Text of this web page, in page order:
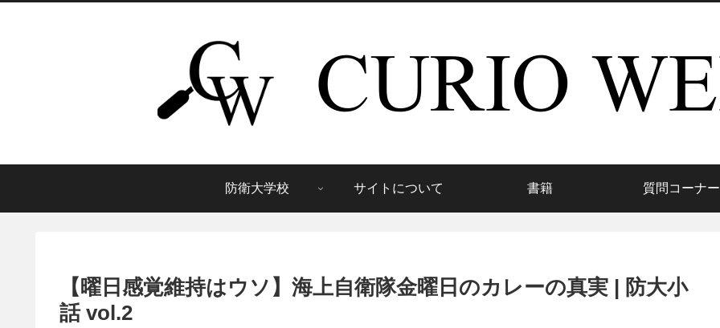
防衛大学校 サイトについて 書籍 質問コーナー
【曜日感覚維持はウソ】海上自衛隊金曜日のカレーの真実 | 防大小
話 vol.2